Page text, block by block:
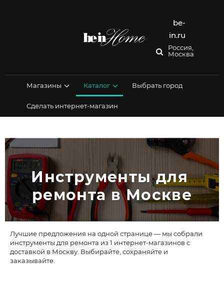
be-
in.ru
Россия,
Москва
Магазины Каталог Выбрать город
Сделать интернет-магазин
Инструменты для
ремонта в Москве
Лучшие предложения на одной странице — мы собрали
инструменты для ремонта из 1 интернет-магазинов с
доставкой в Москву. Выбирайте, сохраняйте и
заказывайте.